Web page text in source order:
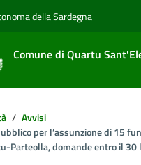
della Sardegna
Comune di Quartu
Avvisi
per l’assunzione di 15
Parteolla, domande entro il 30